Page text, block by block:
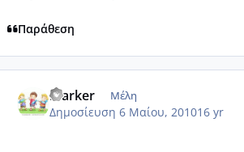
Παράθεση
marker Μέλη
Δημοσίευση 6 Μαίου, 201016 yr